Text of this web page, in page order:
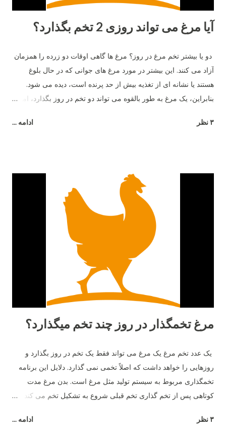
آیا مرغ می تواند روزی 2 تخم بگذارد؟
دو یا بیشتر تخم مرغ در روز؟ مرغ ها گاهی اوقات دو زرده را همزمان
آزاد می کنند. این بیشتر در مورد مرغ های جوانی که در حال بلوغ
هستند یا نشانه ای از تغذیه بیش از حد پرنده است، دیده می شود.
بنابراین، یک مرغ به طور بالقوه می تواند دو تخم در روز بگذارد، اما نه
۳ نظر ادامه ...
مرغ تخمگذار در روز چند تخم میگذارد؟
یک عدد تخم مرغ یک مرغ می تواند فقط یک تخم در روز بگذارد و
روزهایی را خواهد داشت که اصلاً تخمی نمی گذارد. دلایل این برنامه
تخمگذاری مربوط به سیستم تولید مثل مرغ است. بدن مرغ مدت
کوتاهی پس از تخم گذاری تخم قبلی شروع به تشکیل تخم می کند و
۳ نظر ادامه ...